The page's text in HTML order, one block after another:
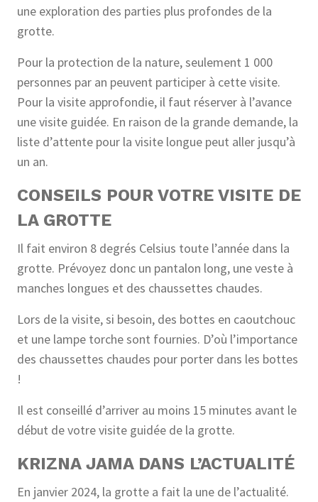
une exploration des parties plus profondes de la
grotte.
Pour la protection de la nature, seulement 1 000
personnes par an peuvent participer à cette visite.
Pour la visite approfondie, il faut réserver à l’avance
une visite guidée. En raison de la grande demande, la
liste d’attente pour la visite longue peut aller jusqu’à
un an.
CONSEILS POUR VOTRE VISITE DE
LA GROTTE
Il fait environ 8 degrés Celsius toute l’année dans la
grotte. Prévoyez donc un pantalon long, une veste à
manches longues et des chaussettes chaudes.
Lors de la visite, si besoin, des bottes en caoutchouc
et une lampe torche sont fournies. D’où l’importance
des chaussettes chaudes pour porter dans les bottes
!
Il est conseillé d’arriver au moins 15 minutes avant le
début de votre visite guidée de la grotte.
KRIZNA JAMA DANS L’ACTUALITÉ
En janvier 2024, la grotte a fait la une de l’actualité.